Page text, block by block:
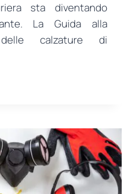
sta diventando
La Guida alla
delle calzature di